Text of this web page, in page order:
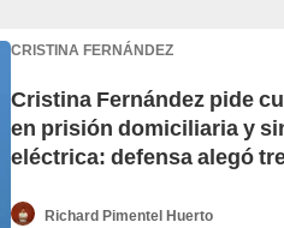
CRISTINA FERNÁNDEZ
Cristina Fernández pide
en prisión domiciliaria y
eléctrica: defensa alegó
Richard Pimentel Huerto